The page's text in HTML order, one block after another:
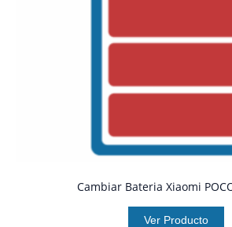
Cambiar Bateria Xiaomi
Ver Producto